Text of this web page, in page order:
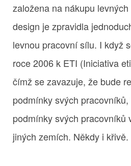
založena na nákupu
design je zpravidla
levnou pracovní sílu. I když
roce 2006 k ETI (Iniciativa
čímž se zavazuje, že bude
podmínky svých
podmínky svých pracovníků
jiných zemích. Někdy i křivě.